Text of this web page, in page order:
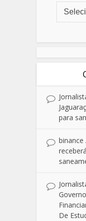
para
binance
De